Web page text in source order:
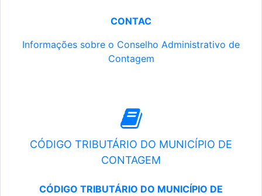
CONTAC
Informações sobre o Conselho Administrativo de
Contagem
CÓDIGO TRIBUTÁRIO DO MUNICÍPIO DE
CONTAGEM
CÓDIGO TRIBUTÁRIO DO MUNICÍPIO DE